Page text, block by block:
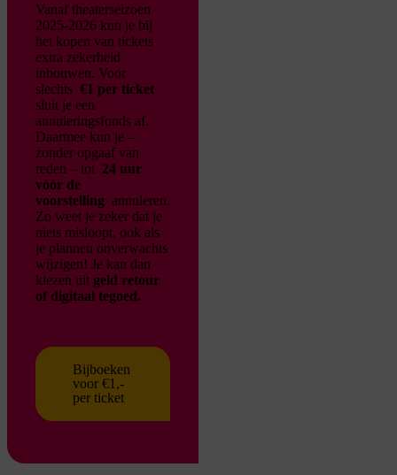
Vanaf theaterseizoen
2025-2026 kun je bij
het kopen van tickets
extra zekerheid
inbouwen. Voor
slechts €1 per ticket
sluit je een
annuleringsfonds af.
Daarmee kun je –
zonder opgaaf van
reden – tot 24 uur
vóór de
voorstelling annuleren.
Zo weet je zeker dat je
niets misloopt, ook als
je plannen onverwachts
wijzigen! Je kan dan
kiezen uit geld retour
of digitaal tegoed.
Bijboeken
voor €1,-
per ticket